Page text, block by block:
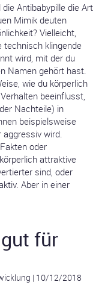
Antibabypille die Art
Mimik deuten
Vielleicht,
technisch klingende
wird, mit der du
Namen gehört hast.
wie du körperlich
beeinflusst,
Nachteile) in
beispielsweise
wird.
oder
attraktive
sind, oder
Aber in einer
für
| 10/12/2018